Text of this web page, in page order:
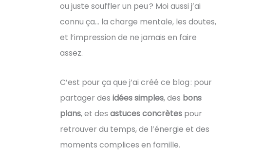
ou juste souffler un peu ? Moi aussi j’ai
connu ça… la charge mentale, les doutes,
et l’impression de ne jamais en faire
assez.
C’est pour ça que j’ai créé ce blog : pour
partager desidées simples, des bons
plans, et desastuces concrètes pour
retrouver du temps, de l’énergie et des
moments complices en famille.